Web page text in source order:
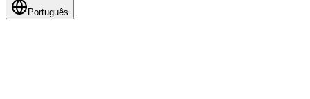
Português